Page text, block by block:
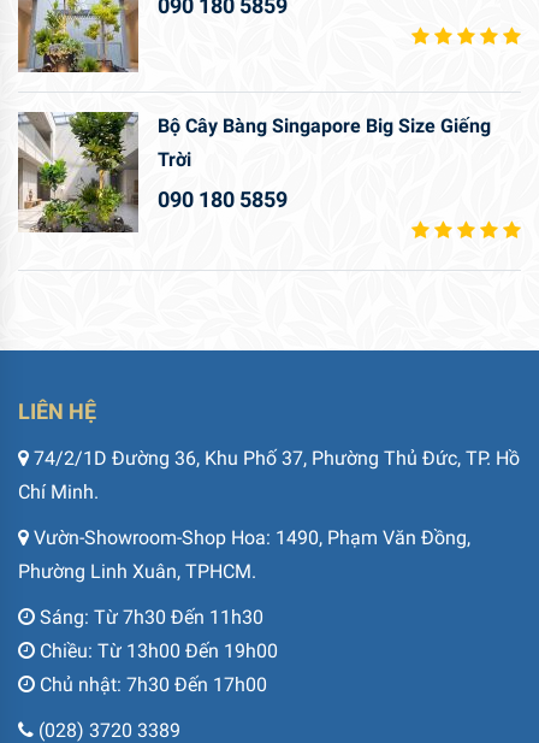
090 180 5859
Bộ Cây Bàng Singapore Big Size Giếng
Trời
090 180 5859
LIÊN HỆ
74/2/1D Đường 36, Khu Phố 37, Phường Thủ Đức, TP. Hồ
Chí Minh.
Vườn-Showroom-Shop Hoa: 1490, Phạm Văn Đồng,
Phường Linh Xuân, TPHCM.
Sáng: Từ 7h30 Đến 11h30
Chiều: Từ 13h00 Đến 19h00
Chủ nhật: 7h30 Đến 17h00
(028) 3720 3389